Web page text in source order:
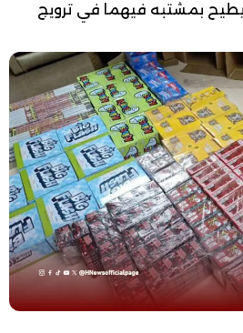
يطيح بمشتبه فيهما في ترويج